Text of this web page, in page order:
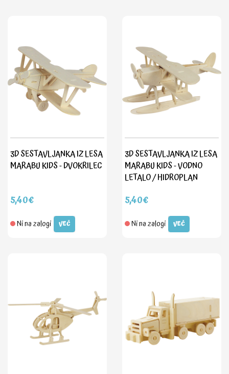
3D SESTAVLJANKA IZ LESA
MARABU KIDS - DVOKRILEC
5,40€
Ni na zalogi VEČ
3D SESTAVLJANKA IZ LESA
MARABU KIDS - VODNO
LETALO / HIDROPLAN
5,40€
Ni na zalogi VEČ